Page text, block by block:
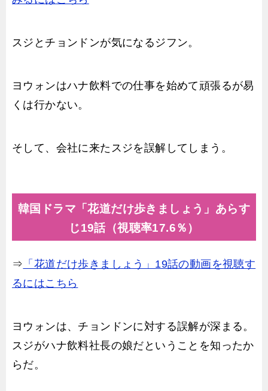
スジとチョンドンが気になるジフン。
ヨウォンはハナ飲料での仕事を始めて頑張るが易
くは行かない。
そして、会社に来たスジを誤解してしまう。
韓国ドラマ「花道だけ歩きましょう」あらす
じ19話（視聴率17.6％）
⇒ 「花道だけ歩きましょう」19話の動画を視聴す
るにはこちら
ヨウォンは、チョンドンに対する誤解が深まる。
スジがハナ飲料社長の娘だということを知ったか
らだ。